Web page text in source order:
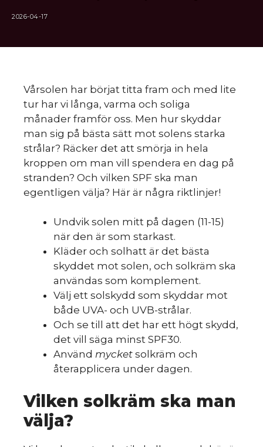
2026-04-17
Vårsolen har börjat titta fram och med lite
tur har vi långa, varma och soliga
månader framför oss. Men hur skyddar
man sig på bästa sätt mot solens starka
strålar? Räcker det att smörja in hela
kroppen om man vill spendera en dag på
stranden? Och vilken SPF ska man
egentligen välja? Här är några riktlinjer!
Undvik solen mitt på dagen (11-15)
när den är som starkast.
Kläder och solhatt är det bästa
skyddet mot solen, och solkräm ska
användas som komplement.
Välj ett solskydd som skyddar mot
både UVA- och UVB-strålar.
Och se till att det har ett högt skydd,
det vill säga minst SPF30.
Använd mycket solkräm och
återapplicera under dagen.
Vilken solkräm ska man
välja?